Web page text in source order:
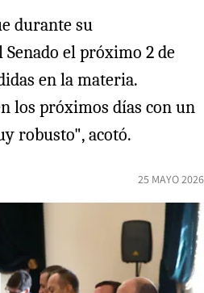
durante su
el próximo 2 de
en la materia.
los próximos días con un
robusto", acotó.
25 MAYO 2026